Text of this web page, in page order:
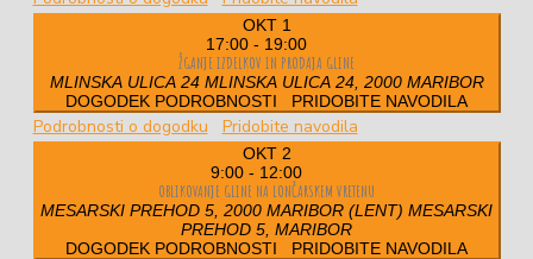
OKT 1
17:00 - 19:00
ŽGANJE IZDELKOV IN PRODAJA GLINE
MLINSKA ULICA 24
MLINSKA ULICA 24, 2000 MARIBOR
DOGODEK PODROBNOSTI
PRIDOBITE NAVODILA
Podrobnosti o dogodku Pridobite navodila
OKT 2
9:00 - 12:00
OBLIKOVANJE GLINE NA LONČARSKEM VRETENU
MESARSKI PREHOD 5, 2000 MARIBOR (LENT) MESARSKI
PREHOD 5, MARIBOR
DOGODEK PODROBNOSTI
PRIDOBITE NAVODILA